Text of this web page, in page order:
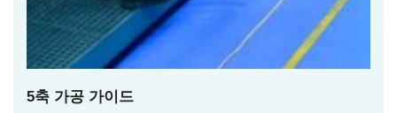
5축 가공 가이드